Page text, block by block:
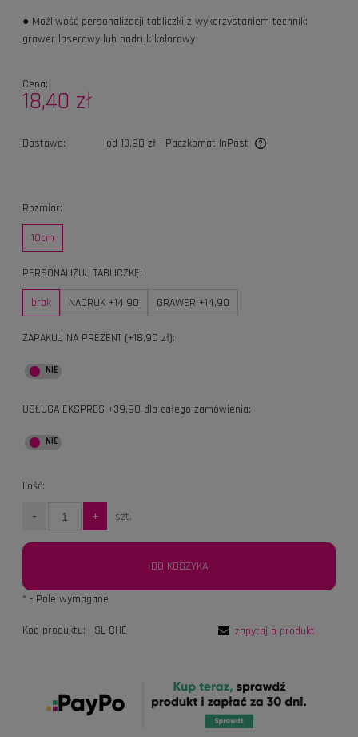
Cena:
18,40 zł
● Możliwość personalizacji tabliczki z wykorzystaniem technik:
grawer laserowy lub nadruk kolorowy
Rozmiar:
10cm
PERSONALIZUJ TABLICZKĘ:
brak NADRUK +14,90 GRAWER +14,90
ZAPAKUJ NA PREZENT (+18,90 zł):
USŁUGA EKSPRES +39,90 dla całego zamówienia:
Ilość:
- + szt.
DO KOSZYKA
Dostawa: od 13,90 zł - Paczkomat InPost
* - Pole wymagane
Kod produktu: SL-CHE zapytaj o produkt